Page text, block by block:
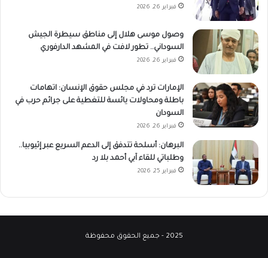
فبراير 26, 2026
وصول موسى هلال إلى مناطق سيطرة الجيش
السوداني.. تطور لافت في المشهد الدارفوري
فبراير 26, 2026
الإمارات ترد في مجلس حقوق الإنسان: اتهامات
باطلة ومحاولات يائسة للتغطية على جرائم حرب في
السودان
فبراير 26, 2026
البرهان: أسلحة تتدفق إلى الدعم السريع عبر إثيوبيا..
وطلباتي للقاء آبي أحمد بلا رد
فبراير 25, 2026
2025 - جميع الحقوق محفوظة